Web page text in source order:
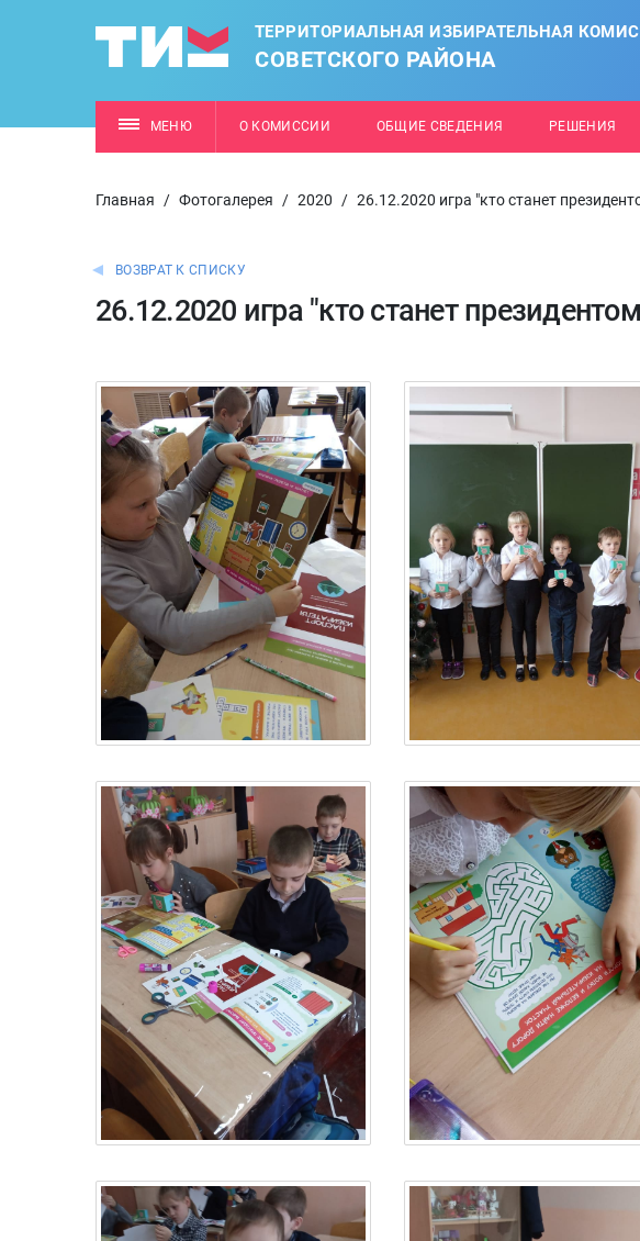
ТЕРРИТОРИАЛЬНАЯ ИЗБИРАТЕЛЬНАЯ
СОВЕТСКОГО РАЙОНА
МЕНЮ О КОМИССИИ ОБЩИЕ СВЕДЕНИЯ РЕШЕНИЯ
Главная / Фотогалерея / 2020 / 26.12.2020 игра "кто станет
ВОЗВРАТ К СПИСКУ
26.12.2020 игра "кто станет